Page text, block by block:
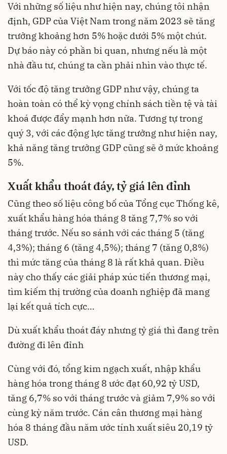
Với những số liệu như hiện nay, chúng tôi nhận
định, GDP của Việt Nam trong năm 2023 sẽ tăng
trưởng khoảng hơn 5% hoặc dưới 5% một chút.
Dự báo này có phần bi quan, nhưng nếu là một
nhà đầu tư, chúng ta cần phải nhìn vào thực tế.
Với tốc độ tăng trưởng GDP như vậy, chúng ta
hoàn toàn có thể kỳ vọng chính sách tiền tệ và tài
khoá được đẩy mạnh hơn nữa. Tương tự trong
quý 3, với các động lực tăng trưởng như hiện nay,
khả năng tăng trưởng GDP cũng sẽ ở mức khoảng
5%.
Xuất khẩu thoát đáy, tỷ giá lên đỉnh
Cũng theo số liệu công bố của Tổng cục Thống kê,
xuất khẩu hàng hóa tháng 8 tăng 7,7% so với
tháng trước. Nếu so sánh với các tháng 5 (tăng
4,3%); tháng 6 (tăng 4,5%); tháng 7 (tăng 0,8%)
thì mức tăng của tháng 8 là rất khả quan. Điều
này cho thấy các giải pháp xúc tiến thương mại,
tìm kiếm thị trường của doanh nghiệp đã mang
lại kết quả tích cực…
Dù xuất khẩu thoát đáy nhưng tỷ giá thì đang trên
đường đi lên đỉnh
Cùng với đó, tổng kim ngạch xuất, nhập khẩu
hàng hóa trong tháng 8 ước đạt 60,92 tỷ USD,
tăng 6,7% so với tháng trước và giảm 7,9% so với
cùng kỳ năm trước. Cán cân thương mại hàng
hóa 8 tháng đầu năm ước tính xuất siêu 20,19 tỷ
USD.